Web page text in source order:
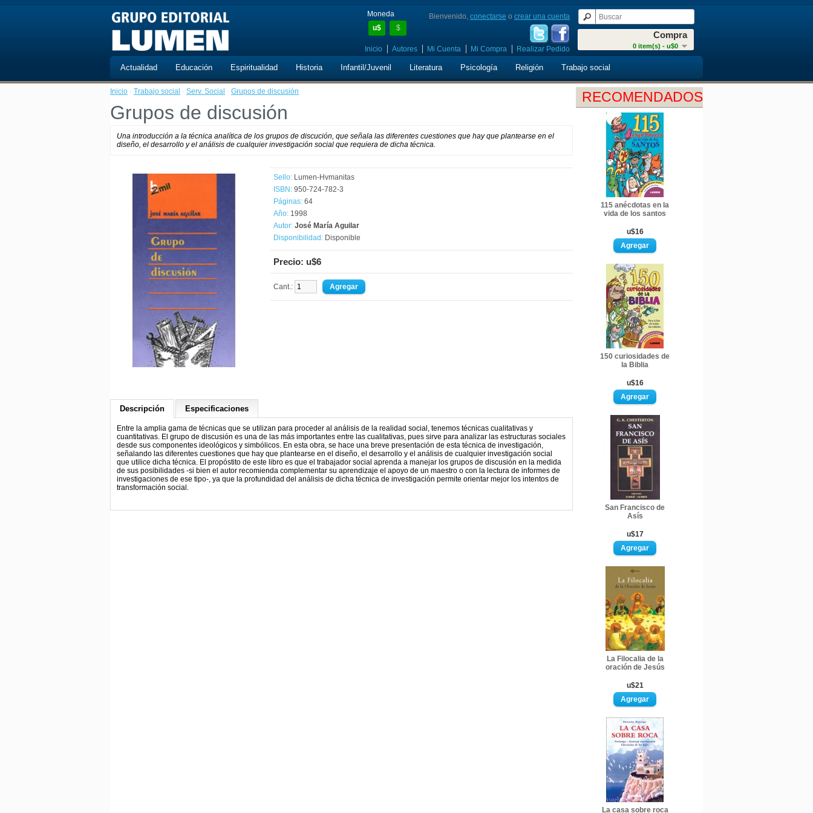
Moneda
u$
$
Compra
0 item(s) - u$0
Bienvenido, conectarse o crear una cuenta
Inicio Autores Mi Cuenta Mi Compra Realizar Pedido
Actualidad Educación Espiritualidad Historia Infantil/Juvenil Literatura Psicología Religión Trabajo social
RECOMENDADOS
115 anécdotas en la
vida de los santos
u$16
150 curiosidades de
la Biblia
u$16
San Francisco de
Asís
u$17
La Filocalia de la
oración de Jesús
u$21
La casa sobre roca
Inicio · Trabajo social · Serv. Social · Grupos de discusión
Grupos de discusión
Una introducción a la técnica analítica de los grupos de discución, que señala las diferentes cuestiones que hay que plantearse en el
diseño, el desarrollo y el análisis de cualquier investigación social que requiera de dicha técnica.
Sello: Lumen-Hvmanitas
ISBN: 950-724-782-3
Páginas: 64
Año: 1998
Autor: José María Aguilar
Disponibilidad: Disponible
Precio: u$6
Cant.:
Descripción Especificaciones
Entre la amplia gama de técnicas que se utilizan para proceder al análisis de la realidad social, tenemos técnicas cualitativas y
cuantitativas. El grupo de discusión es una de las más importantes entre las cualitativas, pues sirve para analizar las estructuras sociales
desde sus componentes ideológicos y simbólicos. En esta obra, se hace una breve presentación de esta técnica de investigación,
señalando las diferentes cuestiones que hay que plantearse en el diseño, el desarrollo y el análisis de cualquier investigación social
que utilice dicha técnica. El propóstito de este libro es que el trabajador social aprenda a manejar los grupos de discusión en la medida
de sus posibilidades -si bien el autor recomienda complementar su aprendizaje el apoyo de un maestro o con la lectura de informes de
investigaciones de ese tipo-, ya que la profundidad del análisis de dicha técnica de investigación permite orientar mejor los intentos de
transformación social.